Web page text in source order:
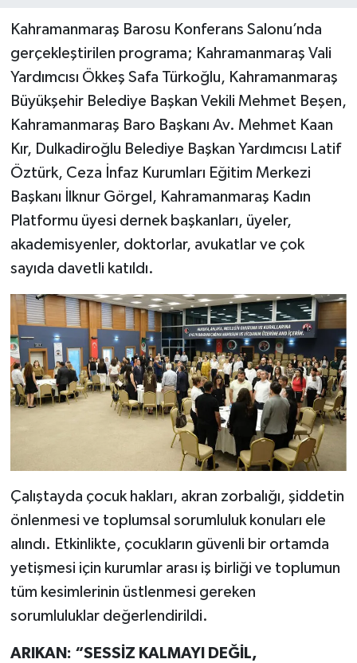
Kahramanmaraş Barosu Konferans Salonu’nda
gerçekleştirilen programa; Kahramanmaraş Vali
Yardımcısı Ökkeş Safa Türkoğlu, Kahramanmaraş
Büyükşehir Belediye Başkan Vekili Mehmet Beşen,
Kahramanmaraş Baro Başkanı Av. Mehmet Kaan
Kır, Dulkadiroğlu Belediye Başkan Yardımcısı Latif
Öztürk, Ceza İnfaz Kurumları Eğitim Merkezi
Başkanı İlknur Görgel, Kahramanmaraş Kadın
Platformu üyesi dernek başkanları, üyeler,
akademisyenler, doktorlar, avukatlar ve çok
sayıda davetli katıldı.
Çalıştayda çocuk hakları, akran zorbalığı, şiddetin
önlenmesi ve toplumsal sorumluluk konuları ele
alındı. Etkinlikte, çocukların güvenli bir ortamda
yetişmesi için kurumlar arası iş birliği ve toplumun
tüm kesimlerinin üstlenmesi gereken
sorumluluklar değerlendirildi.
ARIKAN: “SESSİZ KALMAYI DEĞİL,